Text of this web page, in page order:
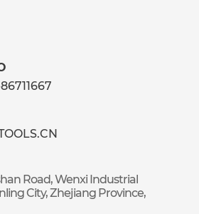
Road, Wenxi Industrial
City, Zhejiang Province,